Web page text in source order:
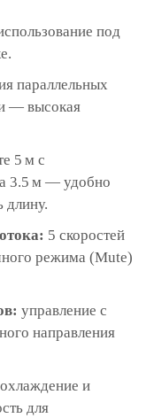
под
параллельных
— высокая
5 м с
3.5 м — удобно
длину.
5 скоростей
режима (Mute)
управление с
направления
и
для